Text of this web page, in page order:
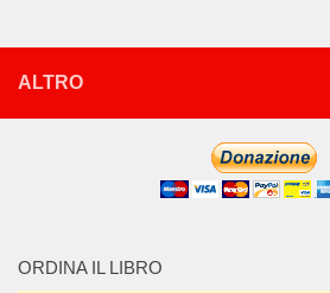
ALTRO
ORDINA IL LIBRO